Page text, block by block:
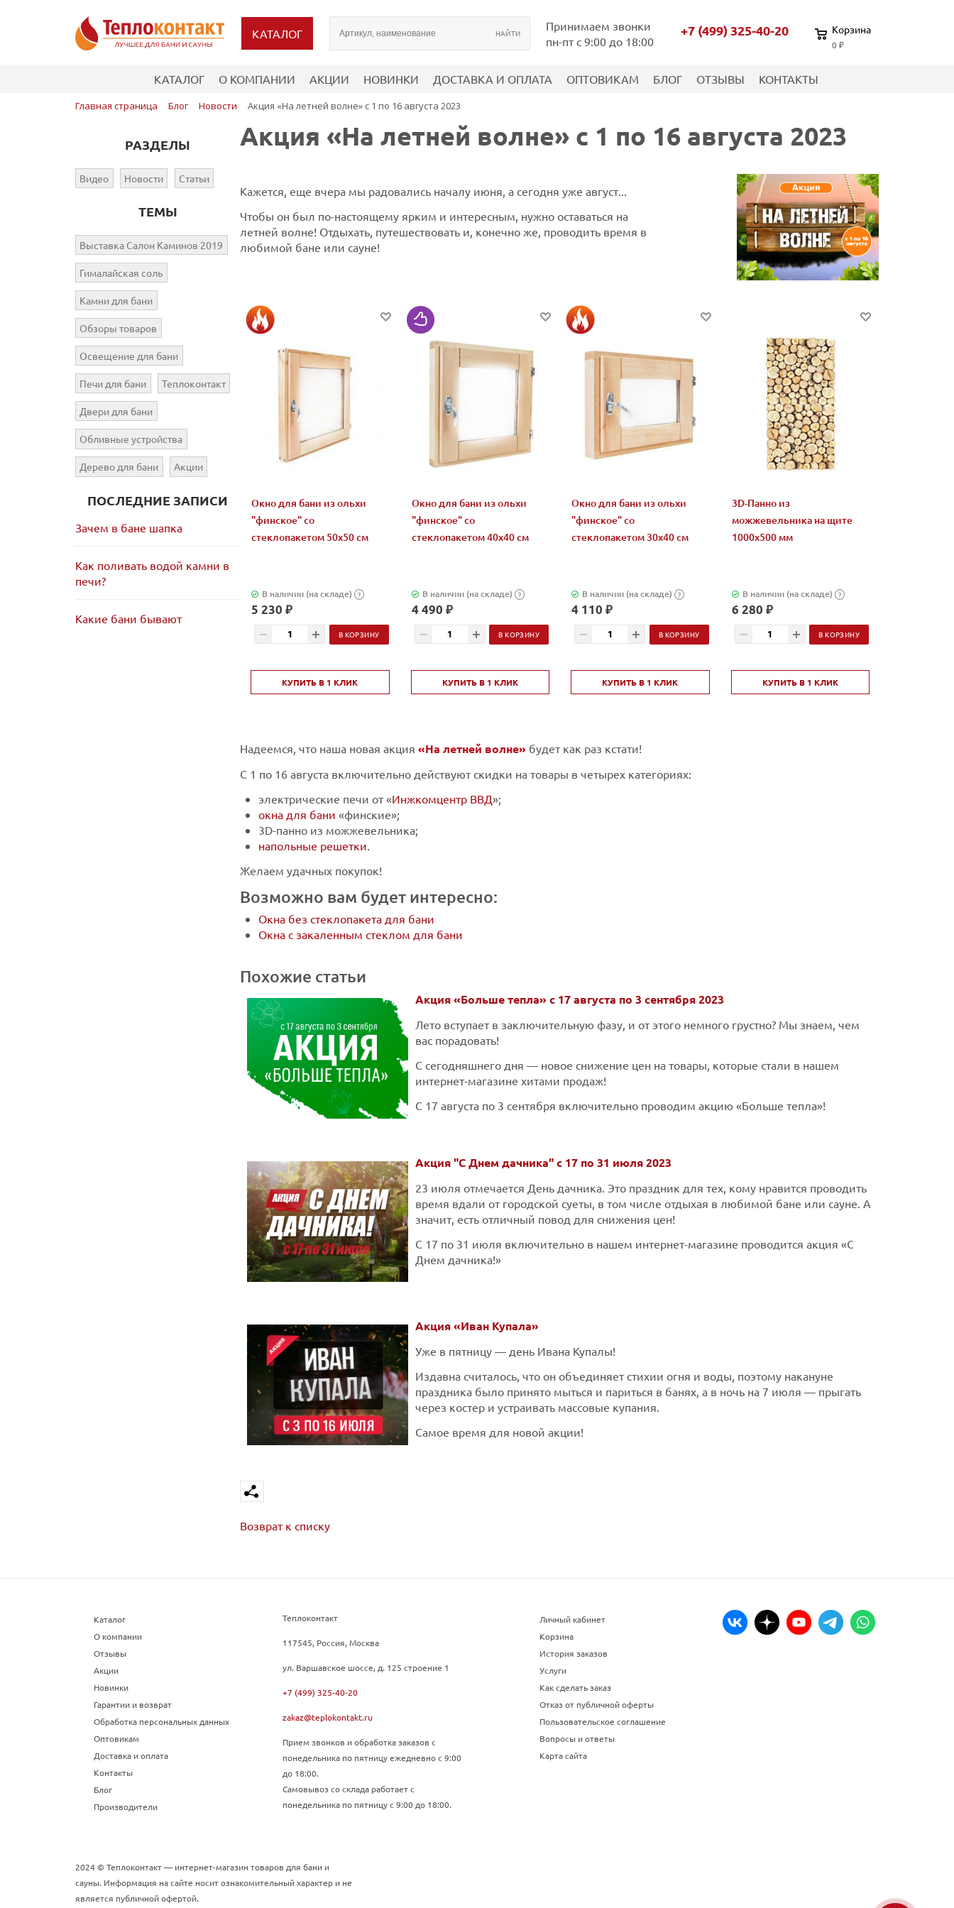
КАТАЛОГ
Принимаем звонки
пн-пт с 9:00 до 18:00
+7 (499) 325-40-20 Корзина
0 ₽
КАТАЛОГ О КОМПАНИИ АКЦИИ НОВИНКИ ДОСТАВКА И ОПЛАТА ОПТОВИКАМ БЛОГ ОТЗЫВЫ КОНТАКТЫ
Главная страница Блог Новости Акция «На летней волне» с 1 по 16 августа 2023
РАЗДЕЛЫ
Видео Новости Статьи
ТЕМЫ
Выставка Салон Каминов 2019
Гималайская соль
Камни для бани
Обзоры товаров
Освещение для бани
Печи для бани Теплоконтакт
Двери для бани
Обливные устройства
Дерево для бани Акции
ПОСЛЕДНИЕ ЗАПИСИ
Зачем в бане шапка
Как поливать водой камни в
печи?
Какие бани бывают
Акция «На летней волне» с 1 по 16 августа 2023
Кажется, еще вчера мы радовались началу июня, а сегодня уже август...
Чтобы он был по-настоящему ярким и интересным, нужно оставаться на
летней волне! Отдыхать, путешествовать и, конечно же, проводить время в
любимой бане или сауне!
Окно для бани из ольхи
"финское" со
стеклопакетом 50х50 см
В наличии (на складе) ?
5 230 ₽
В КОРЗИНУ
КУПИТЬ В 1 КЛИК
Окно для бани из ольхи
"финское" со
стеклопакетом 40х40 см
В наличии (на складе) ?
4 490 ₽
В КОРЗИНУ
КУПИТЬ В 1 КЛИК
Окно для бани из ольхи
"финское" со
стеклопакетом 30х40 см
В наличии (на складе) ?
4 110 ₽
В КОРЗИНУ
КУПИТЬ В 1 КЛИК
3D-Панно из
можжевельника на щите
1000х500 мм
В наличии (на складе) ?
6 280 ₽
В КОРЗИНУ
КУПИТЬ В 1 КЛИК
Надеемся, что наша новая акция «На летней волне» будет как раз кстати!
С 1 по 16 августа включительно действуют скидки на товары в четырех категориях:
электрические печи от «Инжкомцентр ВВД»;
окна для бани «финские»;
3D-панно из можжевельника;
напольные решетки
Желаем удачных покупок!
Возможно вам будет интересно:
Окна без стеклопакета для бани
Окна с закаленным стеклом для бани
Похожие статьи
Акция «Больше тепла» с 17 августа по 3 сентября 2023
Лето вступает в заключительную фазу, и от этого немного грустно? Мы знаем, чем
вас порадовать!
С сегодняшнего дня — новое снижение цен на товары, которые стали в нашем
интернет-магазине хитами продаж!
С 17 августа по 3 сентября включительно проводим акцию «Больше тепла»!
Акция "С Днем дачника" с 17 по 31 июля 2023
23 июля отмечается День дачника. Это праздник для тех, кому нравится проводить
время вдали от городской суеты, в том числе отдыхая в любимой бане или сауне. А
значит, есть отличный повод для снижения цен!
С 17 по 31 июля включительно в нашем интернет-магазине проводится акция «С
Днем дачника!»
Акция «Иван Купала»
Уже в пятницу — день Ивана Купалы!
Издавна считалось, что он объединяет стихии огня и воды, поэтому накануне
праздника было принято мыться и париться в банях, а в ночь на 7 июля — прыгать
через костер и устраивать массовые купания.
Самое время для новой акции!
Возврат к списку
Каталог
О компании
Отзывы
Акции
Новинки
Гарантии и возврат
Обработка персональных данных
Оптовикам
Доставка и оплата
Контакты
Блог
Производители
Теплоконтакт
117545, Россия, Москва
ул. Варшавское шоссе, д. 125 строение 1
+7 (499) 325-40-20
zakaz@teplokontakt.ru
Прием звонков и обработка заказов с
понедельника по пятницу ежедневно с 9:00
до 18:00.
Самовывоз со склада работает с
понедельника по пятницу с 9:00 до 18:00.
Личный кабинет
Корзина
История заказов
Услуги
Как сделать заказ
Отказ от публичной оферты
Пользовательское соглашение
Вопросы и ответы
Карта сайта
2024 © Теплоконтакт — интернет-магазин товаров для бани и
сауны. Информация на сайте носит ознакомительный характер и не
является публичной офертой.